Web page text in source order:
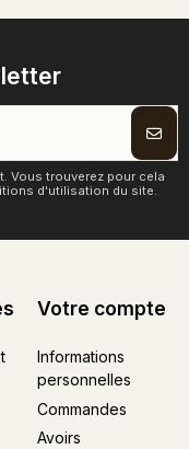
Vous trouverez pour cela
d'utilisation du site.
Votre compte
Informations
personnelles
Commandes
Avoirs